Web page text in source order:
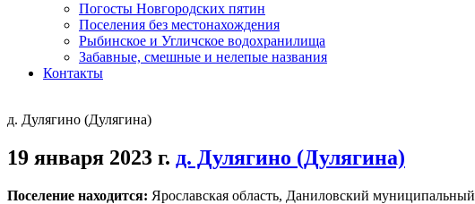
Погосты Новгородских пятин
Поселения без местонахождения
Рыбинское и Угличское водохранилища
Забавные, смешные и нелепые названия
Контакты
д. Дулягино (Дулягина)
19 января 2023 г. д. Дулягино (Дулягина)
Поселение находится: Ярославская область, Даниловский муниципальный